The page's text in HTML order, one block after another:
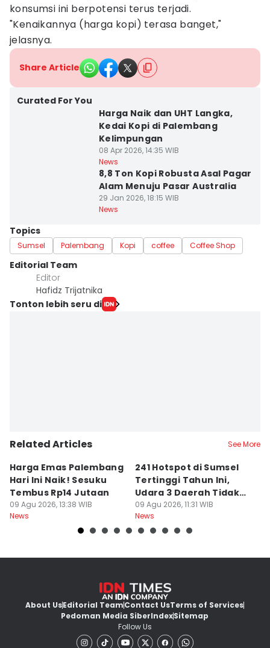
konsumsi ini berpotensi terus terjadi.
"Kenaikannya (harga kopi) terasa banget,"
jelasnya.
Share Article
Curated For You
Harga Naik dan UHT Langka,
Kedai Kopi di Palembang
Kelimpungan
08 Apr 2026, 14:35 WIB
News
8,8 Ton Kopi Robusta Asal Pagar
Alam Menuju Pasar Australia
29 Jan 2026, 18:15 WIB
News
Topics
Sumsel Palembang Kopi coffee Coffee Shop
Editorial Team
Editor
Hafidz Trijatnika
Tonton lebih seru di
Related Articles See More
Harga Emas Palembang
Hari Ini Naik! Sesuku
Tembus Rp14 Jutaan
09 Agu 2026, 13:38 WIB
News
241 Hotspot di Sumsel
Tertinggi Tahun Ini,
Udara 3 Daerah Tidak
Sehat
09 Agu 2026, 11:31 WIB
News
About UsEditorial TeamContact UsTerms of Services
Pedoman Media SiberIndexSitemap
Follow Us